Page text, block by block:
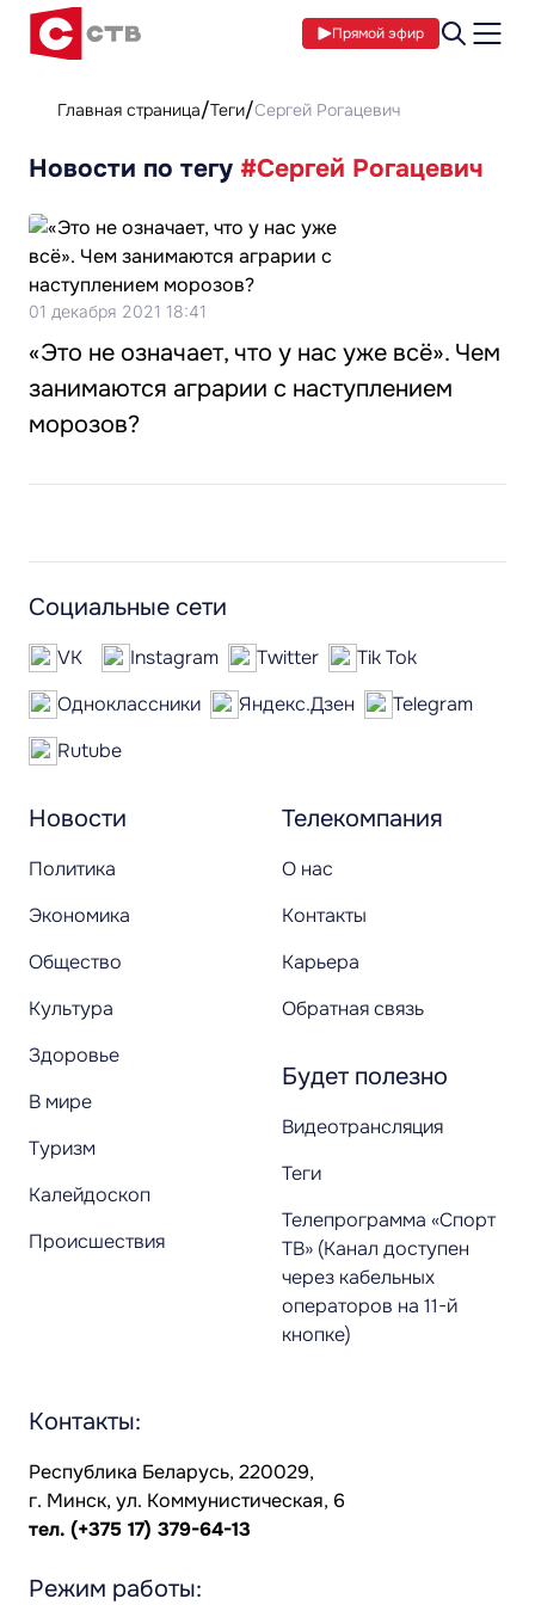
Прямой эфир
Главная страница Теги Сергей Рогацевич
Новости по тегу #Сергей Рогацевич
01 декабря 2021 18:41
«Это не означает, что у нас уже всё». Чем
занимаются аграрии с наступлением
морозов?
Новости
Политика
Экономика
Общество
Культура
Здоровье
В мире
Туризм
Калейдоскоп
Происшествия
Телекомпания
О нас
Контакты
Карьера
Обратная связь
Будет полезно
Видеотрансляция
Теги
Телепрограмма «Спорт
ТВ» (Канал доступен
через кабельных
операторов на 11-й
кнопке)
Социальные сети
VK Instagram Twitter
Tik Tok
Одноклассники
Яндекс.Дзен
Telegram
Rutube
Контакты:
Республика Беларусь, 220029,
г. Минск, ул. Коммунистическая, 6
тел. (+375 17) 379-64-13
Режим работы: